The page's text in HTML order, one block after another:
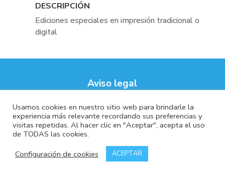
DESCRIPCIÓN
Ediciones especiales en impresión tradicional o
digital
Aviso legal
Política de coockies
Usamos cookies en nuestro sitio web para brindarle la
experiencia más relevante recordando sus preferencias y
visitas repetidas. Al hacer clic en "Aceptar", acepta el uso
de TODAS las cookies.
Configuración de cookies
ACEPTAR